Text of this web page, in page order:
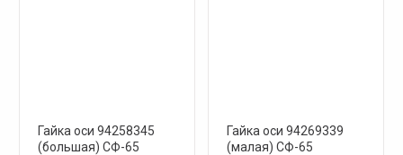
Гайка оси 94258345
(большая) СФ-65
Гайка оси 94269339
(малая) СФ-65